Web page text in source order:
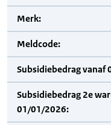
Merk:
Meldcode:
Subsidiebedrag vanaf
Subsidiebedrag 2e
01/01/2026: